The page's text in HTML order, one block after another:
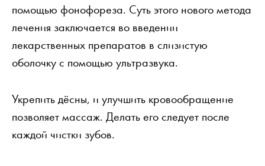
помощью фонофореза. Суть этого нового метода
лечения заключается во введении
лекарственных препаратов в слизистую
оболочку с помощью ультразвука.
Укрепить дёсны, и улучшить кровообращение
позволяет массаж. Делать его следует после
каждой чистки зубов.